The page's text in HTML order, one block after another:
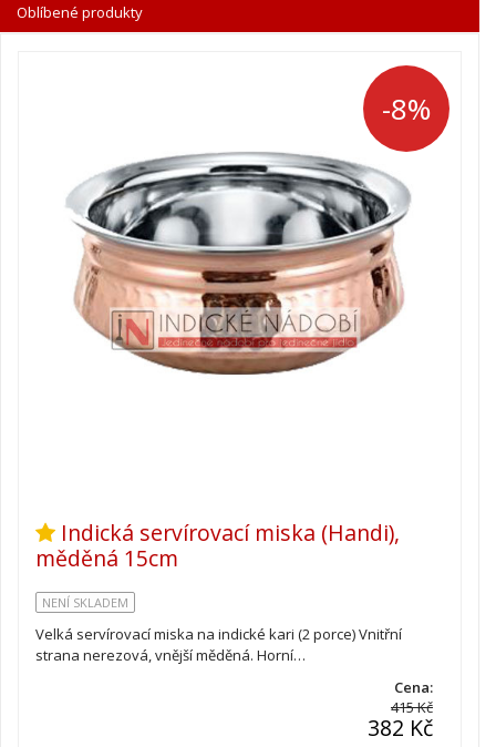
Oblíbené produkty
-8%
Indická servírovací miska (Handi),
měděná 15cm
NENÍ SKLADEM
Velká servírovací miska na indické kari (2 porce) Vnitřní
strana nerezová, vnější měděná. Horní…
Cena:
415 Kč
382 Kč